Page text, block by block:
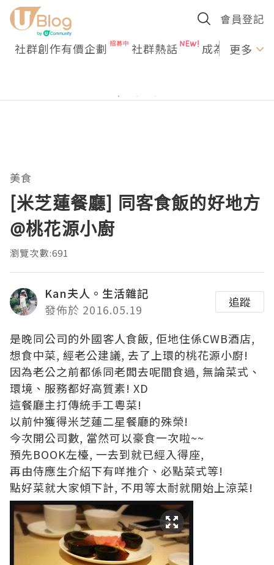
會員登記
社群創作有價企劃 社群熱話 成為U更多
美食
[米芝蓮餐廳] 同客食飯的好地方
@桃花源小廚
瀏覽次數:691
Kan夫人。生活雜記
發佈於 2016.05.19
追蹤
是晚同公司的外國客人食飯, 佢地住係CWB酒店,
想食中菜, 經老公建議, 去了上環的桃花源小廚!
因為老公之前都係同老闆去呢間食過, 無論菜式、
環境、服務都好高質素! XD
這餐廳主打傳統手工粵菜!
以前仲獲得米芝蓮二星餐廳的殊榮!
今次開公司數, 當然可以豪食一次啦~~
預先BOOK左檯, 一去到就已經入得座,
再由侍應生介紹下有咩推介、必點菜式等!
點好菜就大家傾下計, 不用等太耐就開始上涼菜!